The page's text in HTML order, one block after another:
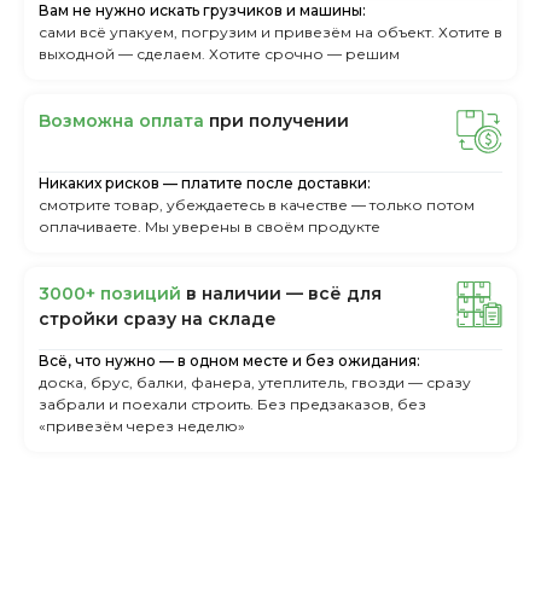
Вам не нужно искать грузчиков и машины:
сами всё упакуем, погрузим и привезём на объект. Хотите в
выходной — сделаем. Хотите срочно — решим
Boзмoжнa oплaтa пpи пoлучeнии
Никаких рисков — платите после доставки:
смотрите товар, убеждаетесь в качестве — только потом
оплачиваете. Мы уверены в своём продукте
3000+ пoзиций в нaличии — вcё для
cтpoйки cpaзу нa cклaдe
Всё, что нужно — в одном месте и без ожидания:
доска, брус, балки, фанера, утеплитель, гвозди — сразу
забрали и поехали строить. Без предзаказов, без
«привезём через неделю»